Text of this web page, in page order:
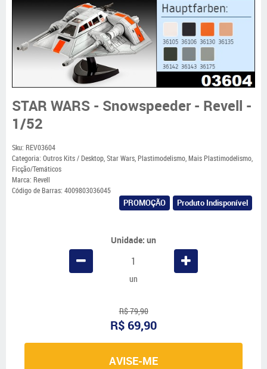
STAR WARS - Snowspeeder - Revell -
1/52
Sku: REV03604
Categoria: Outros Kits / Desktop,Star Wars,Plastimodelismo,Mais Plastimodelismo,
Ficção/Temáticos
Marca: Revell
Código de Barras: 4009803036045
PROMOÇÃO Produto Indisponível
Unidade: un
un
R$ 79,90
R$ 69,90
AVISE-ME